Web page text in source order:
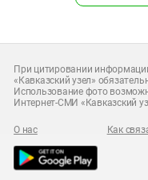
При цитировании
«Кавказский узел»
Использование фото
Интернет-СМИ «Кавказский
О нас Как